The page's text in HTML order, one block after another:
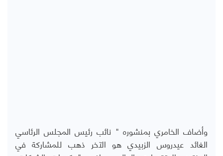
وأضاف الخامري بمنشوره " نائب رئيس المجلس الرئاسي
الغائد عيدروس الزبيدي هو الآخر ذهب للمشاركة في